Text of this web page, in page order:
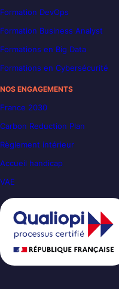
Formation DevOps
Formation Business Analyst
Formations en Big Data
Formations en Cybersécurité
NOS ENGAGEMENTS
France 2030
Carbon Reduction Plan
Règlement intérieur
Accueil handicap
VAE